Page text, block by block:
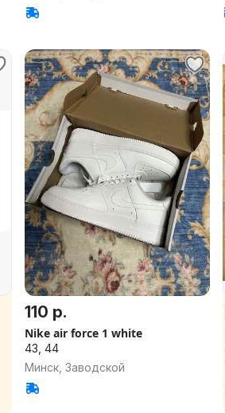
110 р.
Nike air force 1 white
43, 44
Минск, Заводской